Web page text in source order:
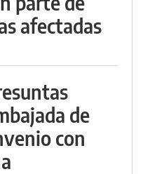
afectadas
de
con